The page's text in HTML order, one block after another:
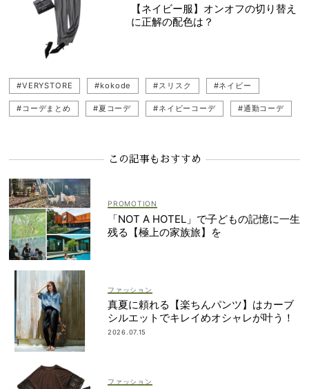
【ネイビー服】オンオフの切り替え
に正解の配色は？
#VERYSTORE #kokode #スリスク #ネイビー
#コーデまとめ #夏コーデ #ネイビーコーデ #通勤コーデ
この記事もおすすめ
「NOT A HOTEL」で子どもの記憶に一生
残る【極上の家族旅】を
ファッション
真夏に頼れる【楽ちんパンツ】はカーブ
シルエットでキレイめオシャレが叶う！
2026.07.15
ファッション